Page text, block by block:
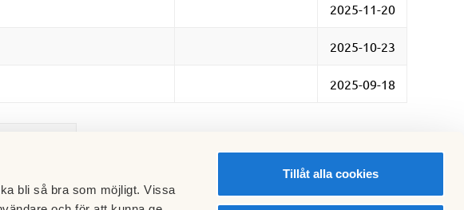
bli så bra som möjligt. Vissa
Tillåt alla cookies
2025-11-20
2025-10-23
2025-09-18